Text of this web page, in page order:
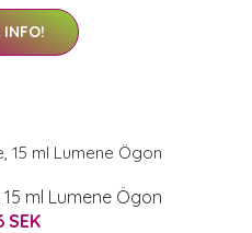
INFO!
ml Lumene Ögon
SEK